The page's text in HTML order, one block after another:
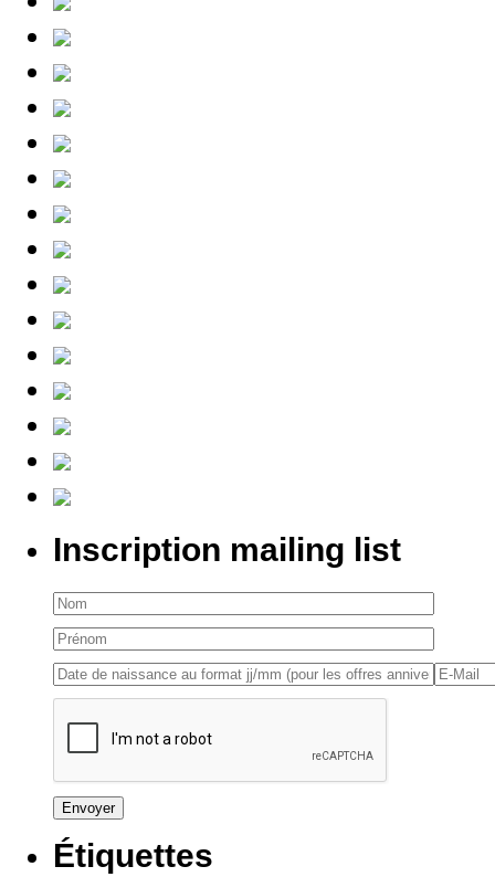
Inscription mailing list
Étiquettes